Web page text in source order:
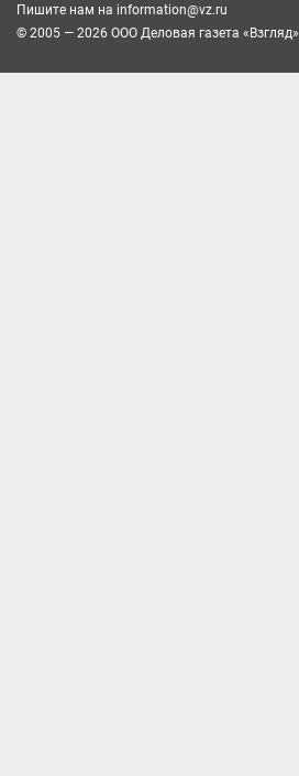
Пишите нам на information@vz.ru
© 2005 — 2026 ООО Деловая газета «Взгляд»